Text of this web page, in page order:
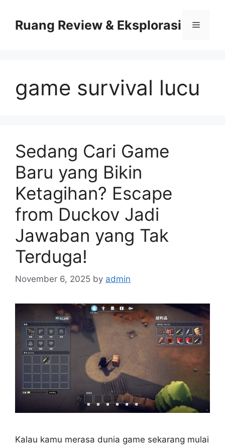
contentRuang Review & Eksplorasi Menu
game survival lucu
Sedang Cari Game
Baru yang Bikin
Ketagihan? Escape
from Duckov Jadi
Jawaban yang Tak
Terduga!
November 6, 2025 by admin
Kalau kamu merasa dunia game sekarang mulai